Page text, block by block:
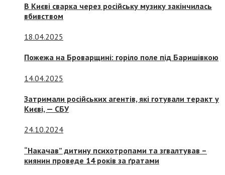
В Києві сварка через російську музику закінчилась
вбивством
18.04.2025
Пожежа на Броварщині: горіло поле під Баришівкою
14.04.2025
Затримали російських агентів, які готували теракт у
Києві, — СБУ
24.10.2024
“Накачав” дитину психотропами та згвалтував –
киянин проведе 14 років за ґратами